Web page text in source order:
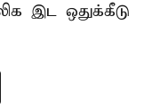
இட ஒதுக்கீடு